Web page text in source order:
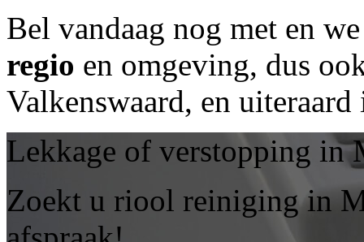
Bel vandaag nog met en
regio en omgeving, dus
Valkenswaard, en
Lekkage of verstopping in
Zoekt u riool reiniging in